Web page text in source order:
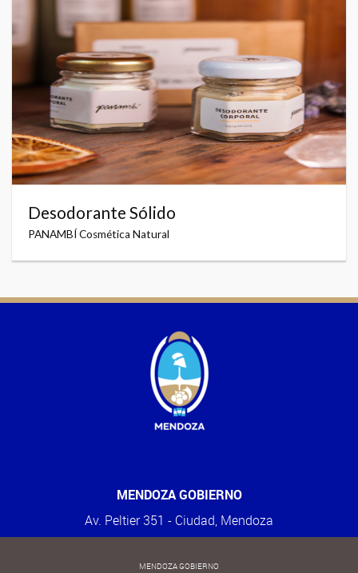
Desodorante Sólido
PANAMBÍ Cosmética Natural
MENDOZA GOBIERNO
Av. Peltier 351 - Ciudad, Mendoza
MENDOZA GOBIERNO